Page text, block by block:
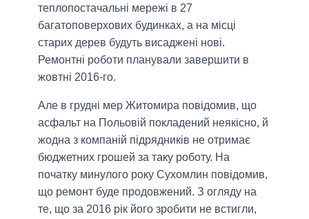
теплопостачальні мережі в 27
багатоповерхових будинках, а на місці
старих дерев будуть висаджені нові.
Ремонтні роботи планували завершити в
жовтні 2016-го.
Але в грудні мер Житомира повідомив, що
асфальт на Польовій покладений неякісно, й
жодна з компаній підрядників не отримає
бюджетних грошей за таку роботу. На
початку минулого року Сухомлин повідомив,
що ремонт буде продовжений. З огляду на
те, що за 2016 рік його зробити не встигли,